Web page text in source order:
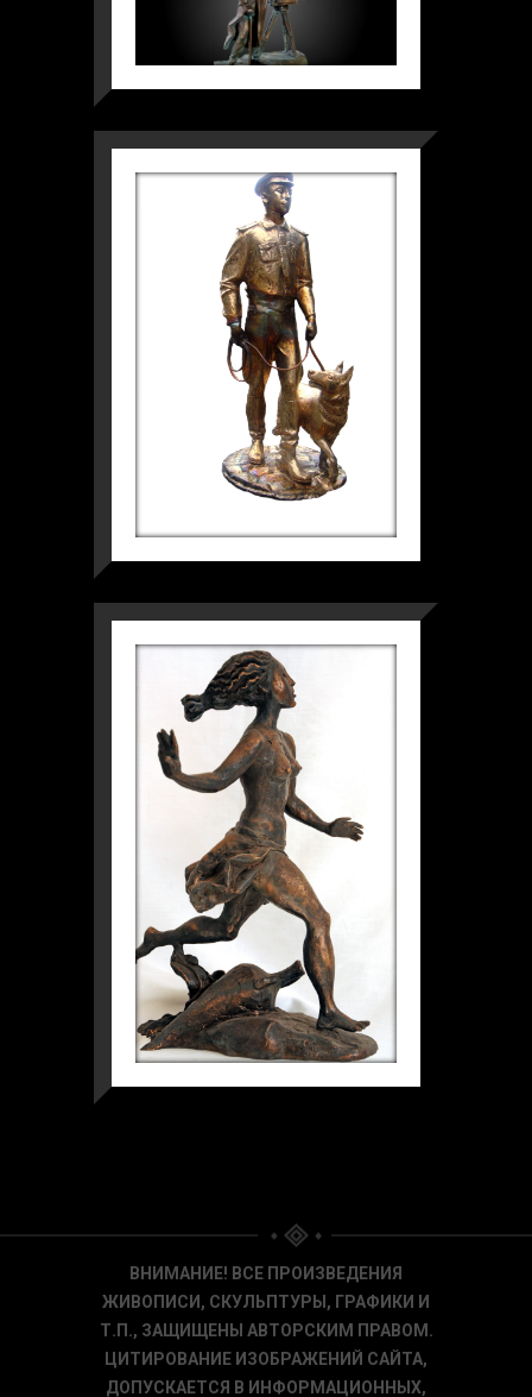
ВНИМАНИЕ! ВСЕ ПРОИЗВЕДЕНИЯ
ЖИВОПИСИ, СКУЛЬПТУРЫ, ГРАФИКИ И
Т.П., ЗАЩИЩЕНЫ АВТОРСКИМ ПРАВОМ.
ЦИТИРОВАНИЕ ИЗОБРАЖЕНИЙ САЙТА,
ДОПУСКАЕТСЯ В ИНФОРМАЦИОННЫХ,